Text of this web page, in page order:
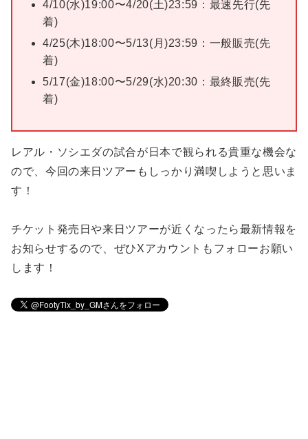
4/10(水)19:00〜4/20(土)23:59：最速先行(先
着)
4/25(木)18:00〜5/13(月)23:59：一般販売(先
着)
5/17(金)18:00〜5/29(水)20:30：最終販売(先
着)
レアル・ソシエダの試合が日本で観られる貴重な機会な
ので、今回の来日ツアーもしっかり満喫しようと思いま
す！
チケット発売日や来日ツアーが近くなったら最新情報を
お知らせするので、ぜひXアカウントもフォローお願い
します！